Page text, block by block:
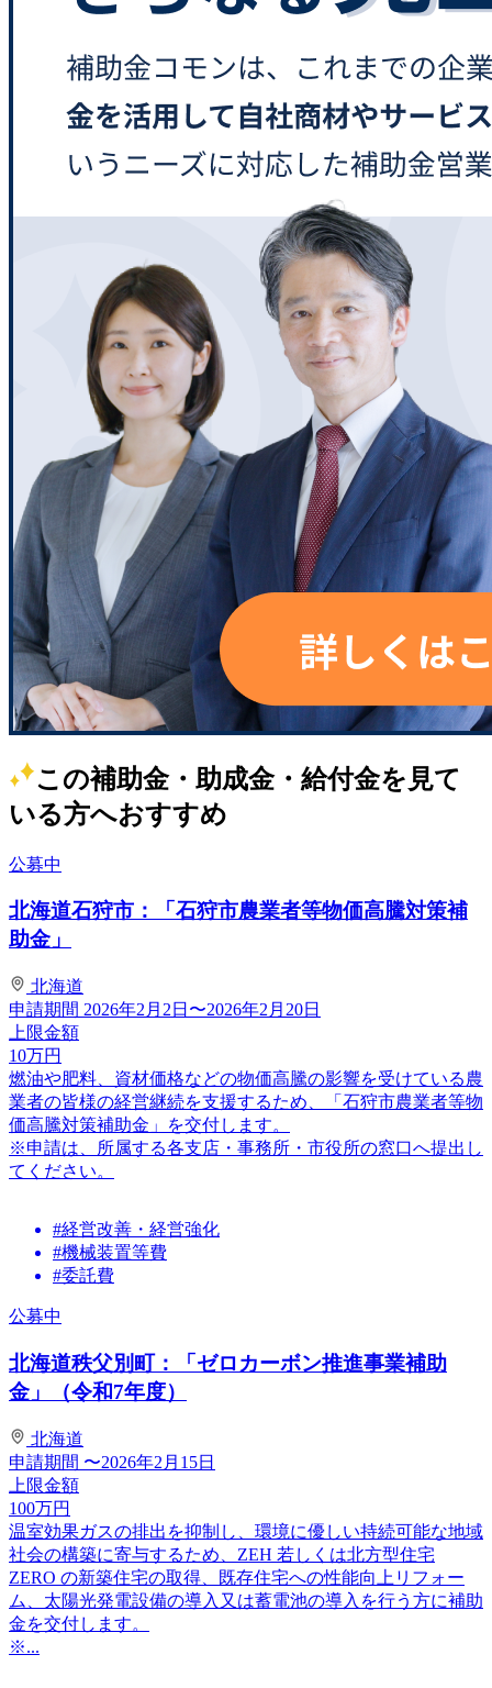
この補助金・助成金・給付金を見て
いる方へおすすめ
公募中
北海道石狩市：「石狩市農業者等物価高騰対策補
助金」
北海道
申請期間 2026年2月2日〜2026年2月20日
上限金額
10万円
燃油や肥料、資材価格などの物価高騰の影響を受けている農
業者の皆様の経営継続を支援するため、「石狩市農業者等物
価高騰対策補助金」を交付します。
※申請は、所属する各支店・事務所・市役所の窓口へ提出し
てください。
#経営改善・経営強化
#機械装置等費
#委託費
公募中
北海道秩父別町：「ゼロカーボン推進事業補助
金」（令和7年度）
北海道
申請期間 〜2026年2月15日
上限金額
100万円
温室効果ガスの排出を抑制し、環境に優しい持続可能な地域
社会の構築に寄与するため、ZEH 若しくは北方型住宅
ZERO の新築住宅の取得、既存住宅への性能向上リフォー
ム、太陽光発電設備の導入又は蓄電池の導入を行う方に補助
金を交付します。
※...